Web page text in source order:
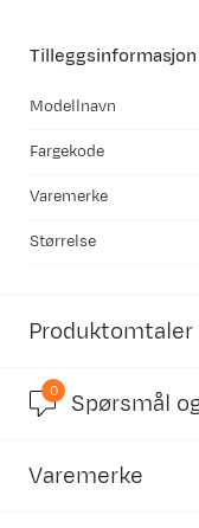
Tilleggsinformasjon
Modellnavn
Fargekode
Varemerke
Størrelse
Produktomtaler
5.0
0 Spørsmål
Varemerke